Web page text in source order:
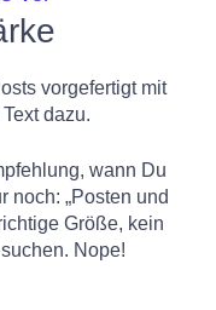
vorgefertigt mit
dazu.
wann Du
noch: „Posten und
Größe, kein
Nope!